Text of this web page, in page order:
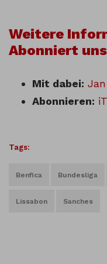
Weitere
Abonniert
Mit dabei: Jan
Abonnieren:
Tags:
Benfica Bundesliga
Lissabon Sanches